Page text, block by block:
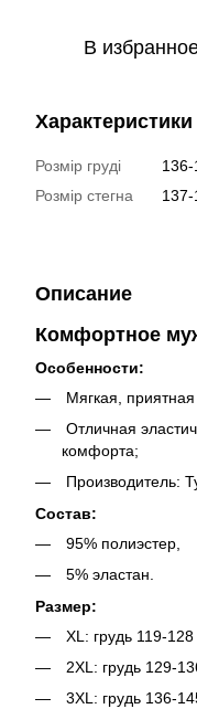
В
Характеристики
Розмір груді
Розмір стегна
Описание
Комфортное
Особенности:
Мягкая, приятная
Отличная
комфорта;
Производитель:
Состав:
95% полиэстер,
5% эластан.
Размер:
XL: грудь 119-
2XL: грудь 129-
3XL: грудь 136-